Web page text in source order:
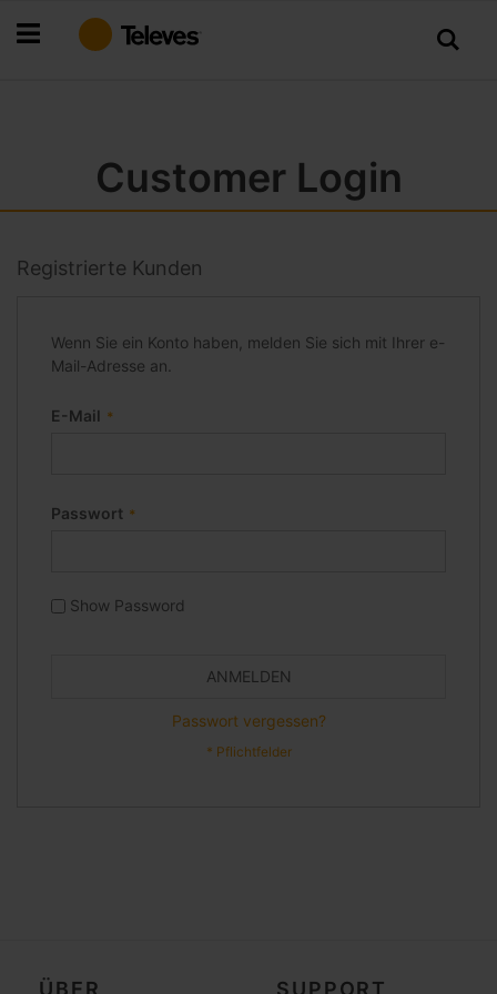
Inhalt
Customer Login
Registrierte Kunden
Wenn Sie ein Konto haben, melden Sie sich mit Ihrer e-
Mail-Adresse an.
E-Mail
Passwort
Show Password
ANMELDEN
Passwort vergessen?